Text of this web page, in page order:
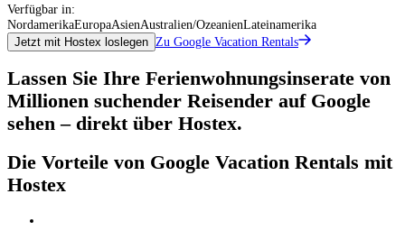
Verfügbar in:
NordamerikaEuropaAsienAustralien/OzeanienLateinamerika
Jetzt mit Hostex loslegen Zu Google Vacation Rentals
Lassen Sie Ihre Ferienwohnungsinserate von
Millionen suchender Reisender auf Google
sehen – direkt über Hostex.
Die Vorteile von Google Vacation Rentals mit
Hostex